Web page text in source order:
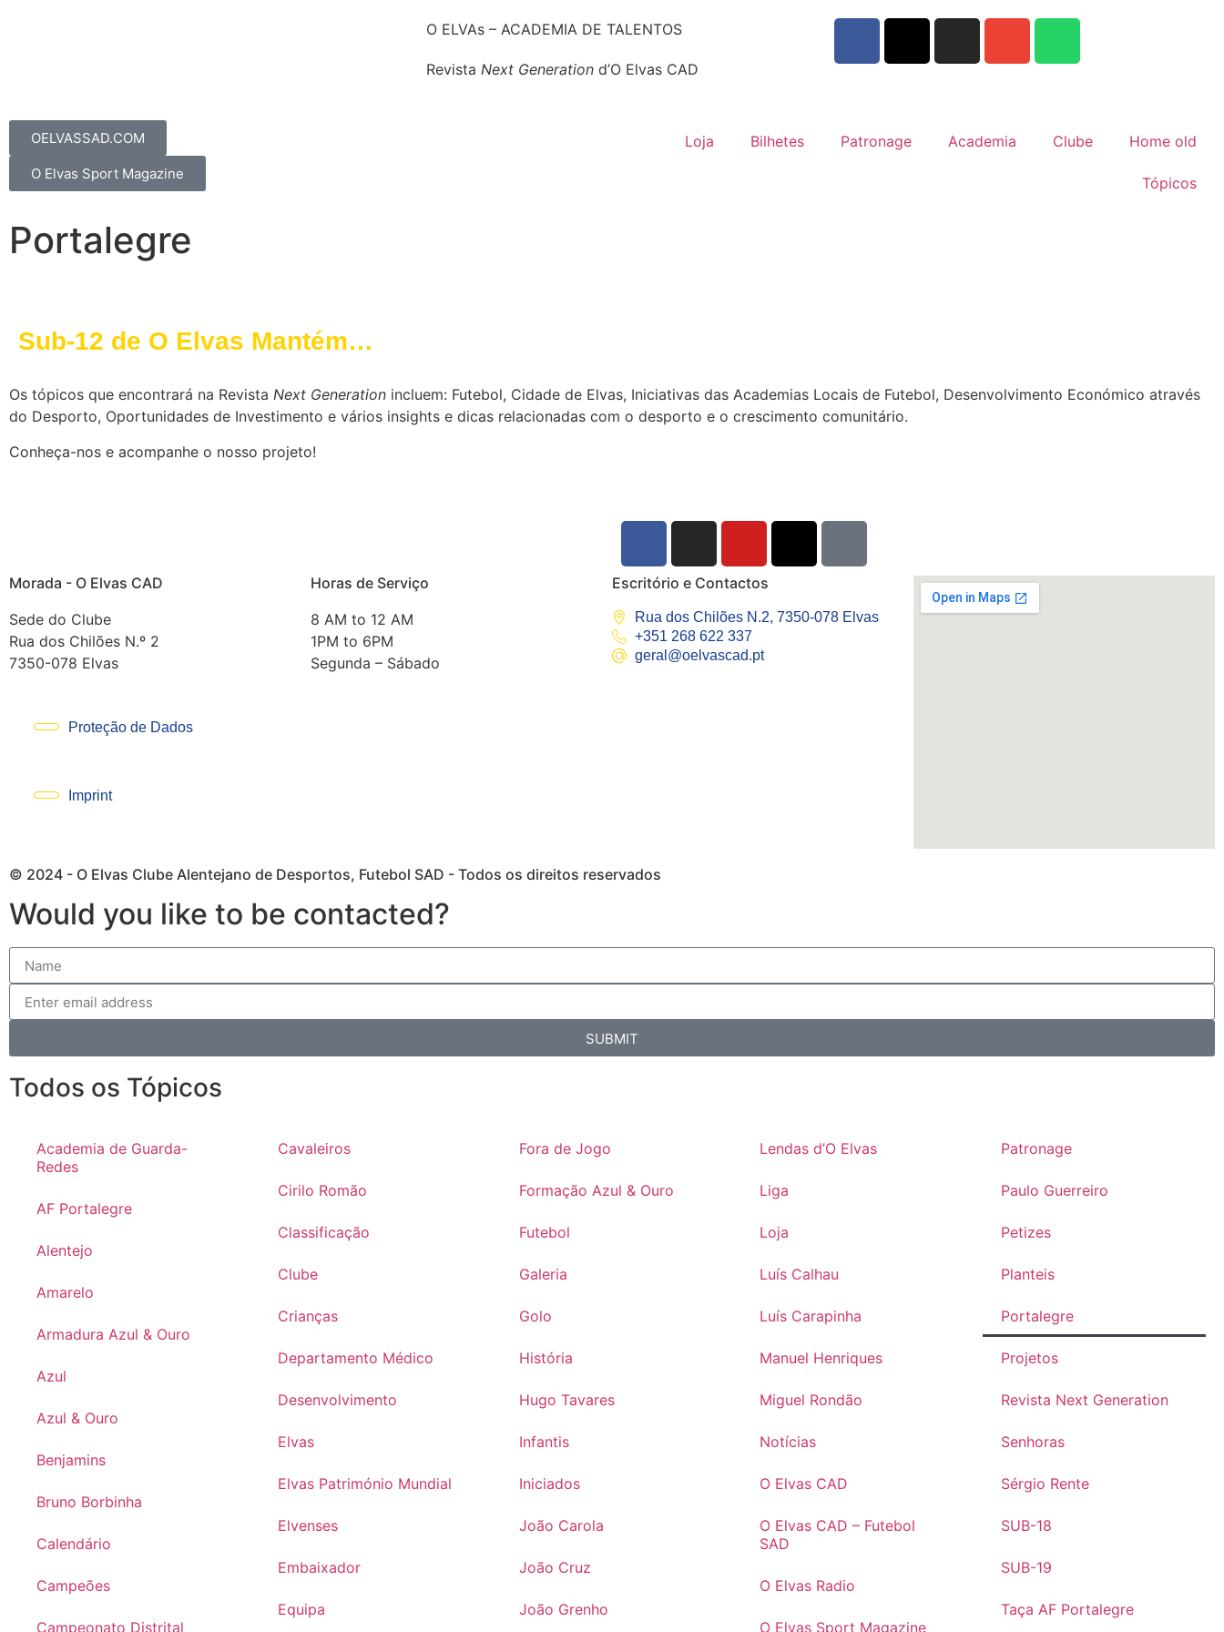
O ELVAs – ACADEMIA DE TALENTOS
Revista Next Generationd’O Elvas CAD
OELVASSAD.COM
O Elvas Sport Magazine
Loja Bilhetes Patronage Academia Clube Home old
Tópicos
Portalegre
Sub-12 de O Elvas Mantém
Portalegre
Os tópicos que encontrará na Revista Next Generation incluem: Futebol, Cidade de Elvas, Iniciativas das Academias Locais de Futebol, Desenvolvimento Económico através
do Desporto, Oportunidades de Investimento e vários insights e dicas relacionadas com o desporto e o crescimento comunitário.
Conheça-nos e acompanhe o nosso projeto!
Morada - O Elvas CAD
Sede do Clube
Rua dos Chilões N.º 2
7350-078 Elvas
Proteção de Dados
Imprint
Horas de Serviço
8 AM to 12 AM
1PM to 6PM
Segunda – Sábado
Escritório e Contactos
Rua dos Chilões N.2, 7350-078 Elvas
+351 268 622 337
geral@oelvascad.pt
© 2024 - O Elvas Clube Alentejano de Desportos, Futebol SAD - Todos os direitos reservados
Would you like to be contacted?
SUBMIT
Todos os Tópicos
Academia de Guarda-
Redes
AF Portalegre
Alentejo
Amarelo
Armadura Azul & Ouro
Azul
Azul & Ouro
Benjamins
Bruno Borbinha
Calendário
Campeões
Campeonato Distrital
Cavaleiros
Cirilo Romão
Classificação
Clube
Crianças
Departamento Médico
Desenvolvimento
Elvas
Elvas Património Mundial
Elvenses
Embaixador
Equipa
Fora de Jogo
Formação Azul & Ouro
Futebol
Galeria
Golo
História
Hugo Tavares
Infantis
Iniciados
João Carola
João Cruz
João Grenho
Lendas d’O Elvas
Liga
Loja
Luís Calhau
Luís Carapinha
Manuel Henriques
Miguel Rondão
Notícias
O Elvas CAD
O Elvas CAD – Futebol
SAD
O Elvas Radio
O Elvas Sport Magazine
Patronage
Paulo Guerreiro
Petizes
Planteis
Portalegre
Projetos
Revista Next Generation
Senhoras
Sérgio Rente
SUB-18
SUB-19
Taça AF Portalegre